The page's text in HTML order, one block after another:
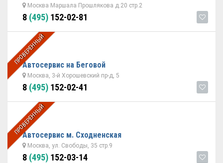
Москва Маршала Прошлякова д.20 стр.2
8 (495) 152-02-81
ПРОВЕРЕННЫЙ
Автосервис на Беговой
Москва, 3-й Хорошевский пр-д, 5
8 (495) 152-02-41
ПРОВЕРЕННЫЙ
Автосервис м. Сходненская
Москва, ул. Свободы, 35 стр.9
8 (495) 152-03-14